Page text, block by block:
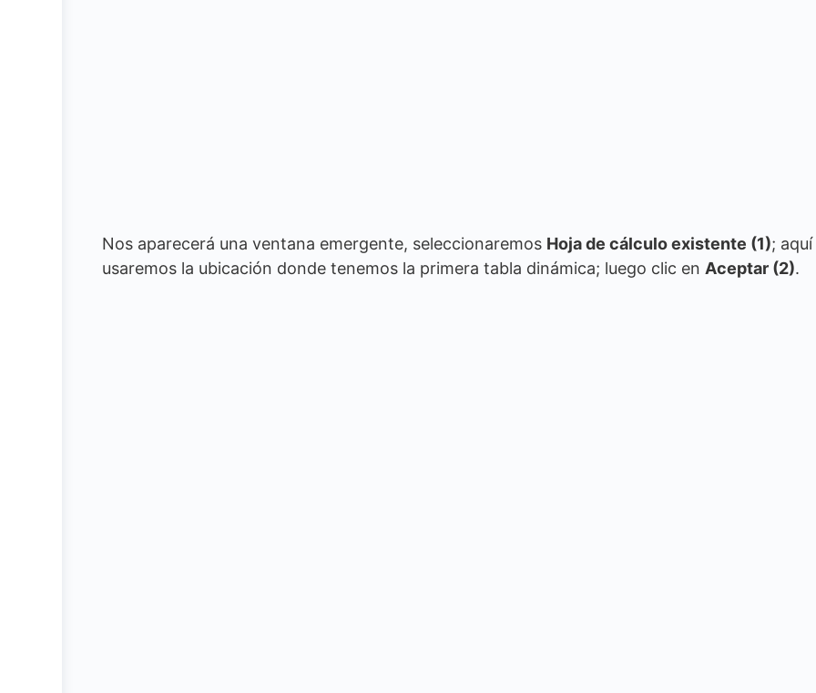
Nos aparecerá una ventana emergente, seleccionaremos Hoja de cálculo existente (1); aquí
usaremos la ubicación donde tenemos la primera tabla dinámica; luego clic en Aceptar (2).